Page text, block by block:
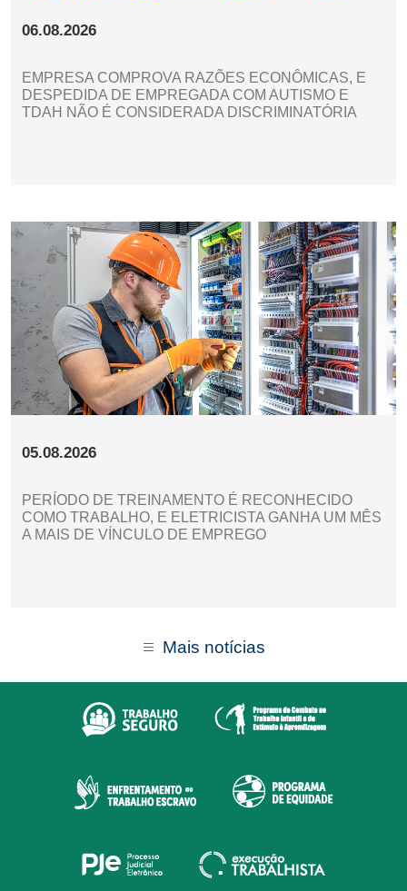
06.08.2026
EMPRESA COMPROVA RAZÕES ECONÔMICAS, E
DESPEDIDA DE EMPREGADA COM AUTISMO E
TDAH NÃO É CONSIDERADA DISCRIMINATÓRIA
05.08.2026
PERÍODO DE TREINAMENTO É RECONHECIDO
COMO TRABALHO, E ELETRICISTA GANHA UM MÊS
A MAIS DE VÍNCULO DE EMPREGO
Mais notícias